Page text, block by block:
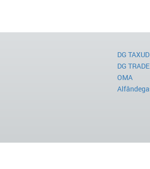
DG TAXUD
DG TRADE
OMA